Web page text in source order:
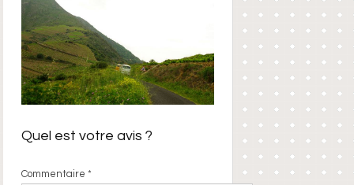
Quel est votre avis ?
Commentaire*